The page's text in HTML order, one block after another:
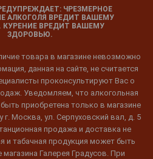
ЧРЕЗМЕРНОЕ
АЛКОГОЛЯ ВРЕДИТ ВАШЕМУ
ВРЕДИТ ВАШЕМУ
ЗДОРОВЬЮ.
товара в магазине невозможно
данная на сайте, не считается
проконсультируют Вас о
Уведомляем, что алкогольная
приобретена только в магазине
г. Москва, ул. Серпуховский вал, д. 5
продажа и доставка не
и табачная продукция может быть
магазина Галерея Градусов. При